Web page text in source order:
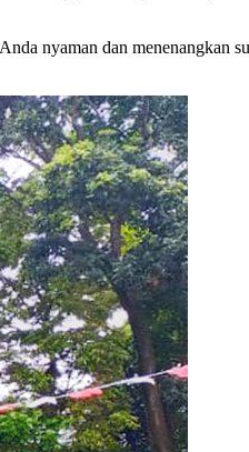
nyaman dan menenangkan